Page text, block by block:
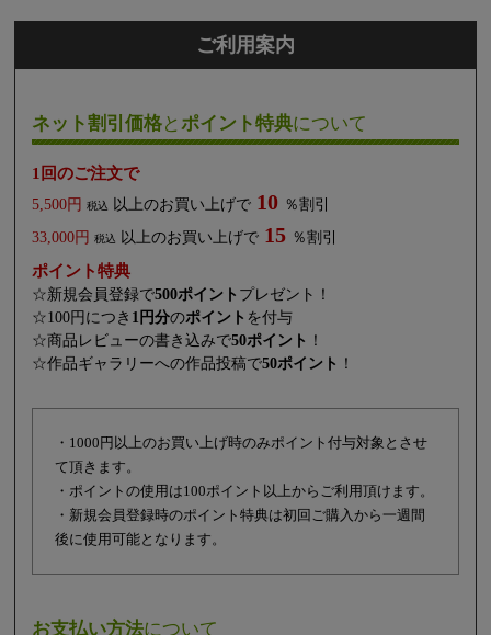
ご利用案内
ネット割引価格とポイント特典について
1回のご注文で
5,500円 税込 以上のお買い上げで 10 ％割引
33,000円
税込 以上のお買い上げで 15 ％割引
ポイント特典
☆新規会員登録で500ポイント プレゼント！
☆100円につき 1円分のポイント を付与
☆商品レビューの書き込みで50ポイント ！
☆作品ギャラリーへの作品投稿で50ポイント ！
・1000円以上のお買い上げ時のみポイント付与対象とさせ
て頂きます。
・ポイントの使用は100ポイント以上からご利用頂けます。
・新規会員登録時のポイント特典は初回ご購入から一週間
後に使用可能となります。
お支払い方法について